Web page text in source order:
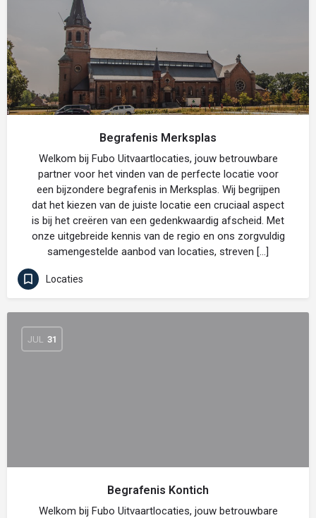
Begrafenis Merksplas
Welkom bij Fubo Uitvaartlocaties, jouw betrouwbare
partner voor het vinden van de perfecte locatie voor
een bijzondere begrafenis in Merksplas. Wij begrijpen
dat het kiezen van de juiste locatie een cruciaal aspect
is bij het creëren van een gedenkwaardig afscheid. Met
onze uitgebreide kennis van de regio en ons zorgvuldig
samengestelde aanbod van locaties, streven […]
Locaties
JUL 31
Begrafenis Kontich
Welkom bij Fubo Uitvaartlocaties, jouw betrouwbare